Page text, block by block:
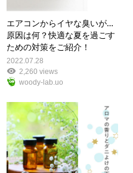
エアコンからイヤな臭いが…
原因は何？快適な夏を過ごす
ための対策をご紹介！
2022.07.28
2,260 views
woody-lab.uo